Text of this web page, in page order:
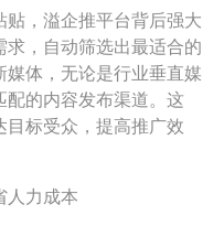
，溢企推平台背后强大
，自动筛选出最适合的
体，无论是行业垂直媒
的内容发布渠道。这
标受众，提高推广效
人力成本